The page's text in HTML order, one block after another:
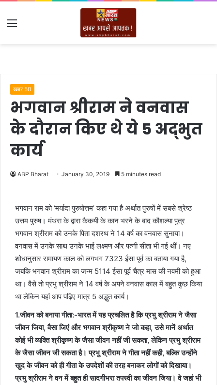
Menu
खबर 50
भगवान श्रीराम ने वनवास
के दौरान किए थे ये 5 अद्भुत
कार्य
ABP Bharat January 30, 2019 5 minutes read
भगवान राम को ‘मर्यादा पुरुषोत्तम’ कहा गया है अर्थात पुरुषों में सबसे श्रेष्ठ
उत्तम पुरुष। मंथरा के द्वारा कैकयी के कान भरने के बाद कौशल्या पुत्र
भगवान श्रीराम को उनके पिता दशरथ ने 14 वर्ष का वनवास सुनाया।
वनवास में उनके साथ उनके भाई लक्ष्मण और पत्नी सीता भी गई थीं। नए
शोधानुसार रामायण काल को लगभग 7323 ईसा पूर्व का बताया गया है,
जबकि भगवान श्रीराम का जन्म 5114 ईसा पूर्व चैत्र मास की नवमी को हुआ
था। वैसे तो प्रभु श्रीराम ने 14 वर्ष के अपने वनवास काल में बहुत कुछ किया
था लेकिन यहां आप पढ़िए मात्र 5 अद्भुत कार्य।
1.जीवन को बनाया गीता:-भारत में यह प्रचलित है कि प्रभु श्रीराम ने जैसा
जीवन जिया, वैसा जिएं और भगवान श्रीकृष्ण ने जो कहा, उसे मानें अर्थात
कोई भी व्यक्ति श्रीकृष्ण के जैसा जीवन नहीं जी सकता, लेकिन प्रभु श्रीराम
के जैसा जीवन जी सकता है। प्रभु श्रीराम ने गीता नहीं कही, बल्कि उन्होंने
खुद के जीवन को ही गीता के उपदेशों की तरह बनाकर लोगों को दिखाया।
प्रभु श्रीराम ने वन में बहुत ही सादगीभरा तपस्वी का जीवन जिया। वे जहां भी